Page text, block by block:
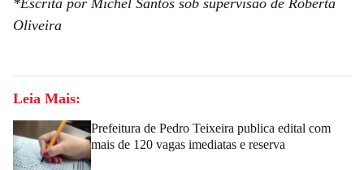
Oliveira
Leia Mais:
Prefeitura de Pedro Teixeira publica edital com
mais de 120 vagas imediatas e reserva